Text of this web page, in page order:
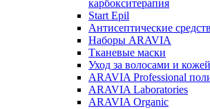
карбокситерапия
Start Epil
Антисептические
Наборы ARAVIA
Тканевые маски
Уход за волосами и
ARAVIA Professional
ARAVIA Laboratories
ARAVIA Organic